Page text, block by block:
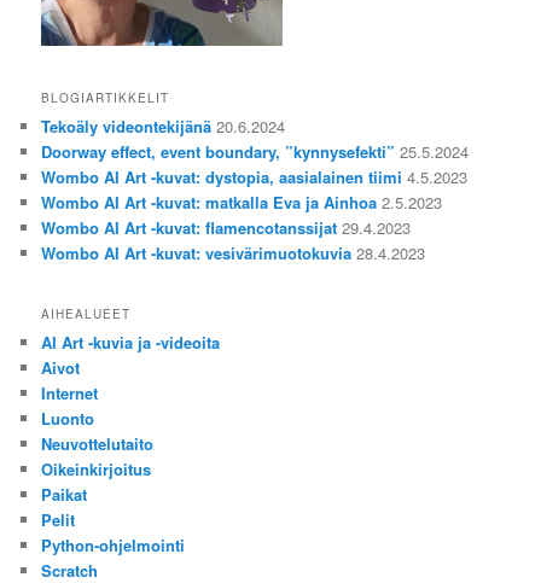
BLOGIARTIKKELIT
Tekoäly videontekijänä 20.6.2024
Doorway effect, event boundary, ”kynnysefekti” 25.5.2024
Wombo AI Art -kuvat: dystopia, aasialainen tiimi 4.5.2023
Wombo AI Art -kuvat: matkalla Eva ja Ainhoa 2.5.2023
Wombo AI Art -kuvat: flamencotanssijat 29.4.2023
Wombo AI Art -kuvat: vesivärimuotokuvia 28.4.2023
AIHEALUEET
AI Art -kuvia ja -videoita
Aivot
Internet
Luonto
Neuvottelutaito
Oikeinkirjoitus
Paikat
Pelit
Python-ohjelmointi
Scratch